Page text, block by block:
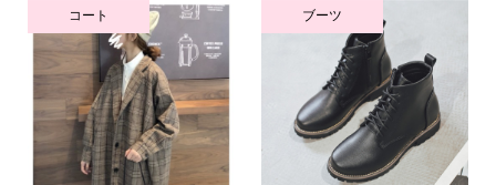
コート ブーツ